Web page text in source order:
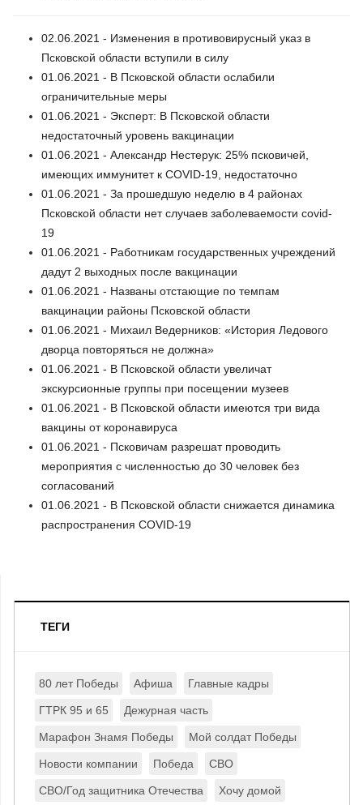
02.06.2021 - Изменения в противовирусный указ в
Псковской области вступили в силу
01.06.2021 - В Псковской области ослабили
ограничительные меры
01.06.2021 - Эксперт: В Псковской области
недостаточный уровень вакцинации
01.06.2021 - Александр Нестерук: 25% псковичей,
имеющих иммунитет к COVID-19, недостаточно
01.06.2021 - За прошедшую неделю в 4 районах
Псковской области нет случаев заболеваемости covid-
19
01.06.2021 - Работникам государственных учреждений
дадут 2 выходных после вакцинации
01.06.2021 - Названы отстающие по темпам
вакцинации районы Псковской области
01.06.2021 - Михаил Ведерников: «История Ледового
дворца повторяться не должна»
01.06.2021 - В Псковской области увеличат
экскурсионные группы при посещении музеев
01.06.2021 - В Псковской области имеются три вида
вакцины от коронавируса
01.06.2021 - Псковичам разрешат проводить
мероприятия с численностью до 30 человек без
согласований
01.06.2021 - В Псковской области снижается динамика
распространения COVID-19
ТЕГИ
80 лет Победы Афиша Главные кадры
ГТРК 95 и 65 Дежурная часть
Марафон Знамя Победы Мой солдат Победы
Новости компании Победа СВО
СВО/Год защитника Отечества Хочу домой